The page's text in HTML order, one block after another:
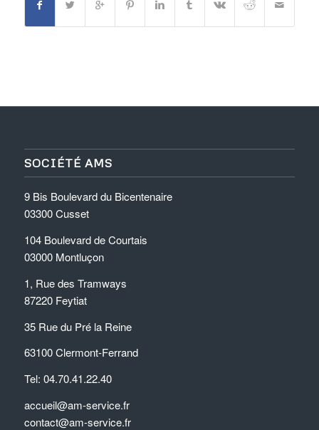
SOCIÉTÉ AMS
9 Bis Boulevard du Bicentenaire
03300 Cusset
104 Boulevard de Courtais
03000 Montluçon
1, Rue des Tramways
87220 Feytiat
35 Rue du Pré la Reine
63100 Clermont-Ferrand
Tel: 04.70.41.22.40
accueil@am-service.fr
contact@am-service.fr